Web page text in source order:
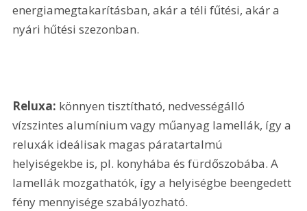
energiamegtakarításban, akár a téli fűtési, akár a
nyári hűtési szezonban.
Reluxa: könnyen tisztítható, nedvességálló
vízszintes alumínium vagy műanyag lamellák, így a
reluxák ideálisak magas páratartalmú
helyiségekbe is, pl. konyhába és fürdőszobába. A
lamellák mozgathatók, így a helyiségbe beengedett
fény mennyisége szabályozható.